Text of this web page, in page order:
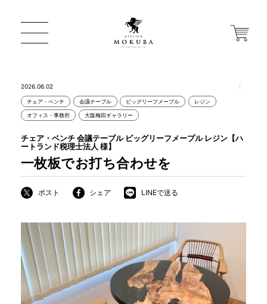
ONLINE STORE
店舗から探す
一枚板 ATELIER MOKUBA HOME
MOKUBA について
商品情報
2026.06.02
チェア・ベンチ 会議テーブル ビッグリーフメープル レジン
オフィス・事務所 大阪梅田ギャラリー
一枚板でお打ち合わせを
チェア・ベンチ 会議テーブル ビッグリーフメープル レジン【ハ
ートランド税理士法人 様】
ポスト シェア LINEで送る